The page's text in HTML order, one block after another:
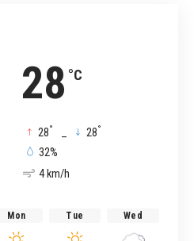
28 °C
28° 28°
32%
4 km/h
Mon Tue Wed